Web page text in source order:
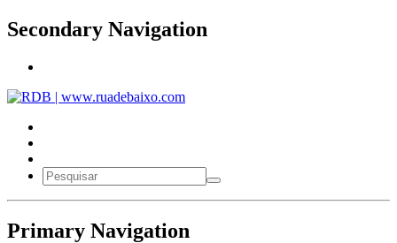
Secondary Navigation
Primary Navigation